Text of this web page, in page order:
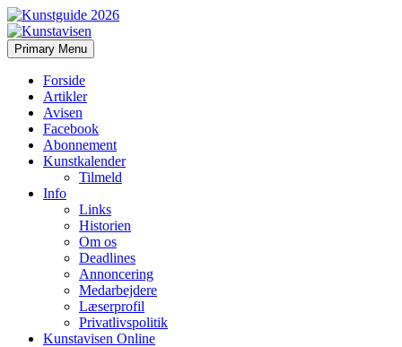
Kunstavisen
Search
Primary Menu Skip
to
Forside
Artikler
Avisen
Facebook
Abonnement
Kunstkalender
Tilmeld
Info
Links
Historien
Om os
Deadlines
Annoncering
Medarbejdere
Læserprofil
Privatlivspolitik
Kunstavisen Online